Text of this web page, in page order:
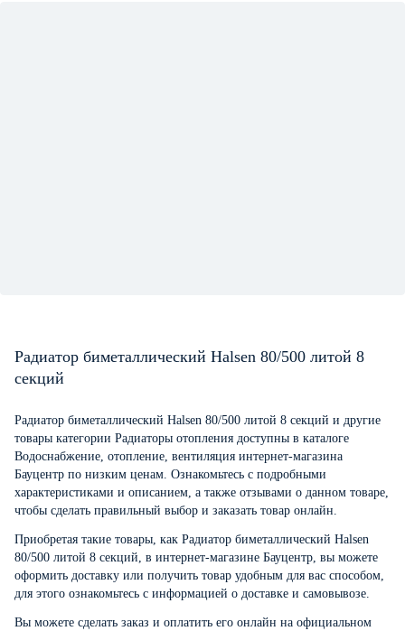
Радиатор биметаллический Halsen 80/500 литой 8
секций
Радиатор биметаллический Halsen 80/500 литой 8 секций и другие
товары категории Радиаторы отопления доступны в каталоге
Водоснабжение, отопление, вентиляция интернет-магазина
Бауцентр по низким ценам. Ознакомьтесь с подробными
характеристиками и описанием, а также отзывами о данном товаре,
чтобы сделать правильный выбор и заказать товар онлайн.
Приобретая такие товары, как Радиатор биметаллический Halsen
80/500 литой 8 секций, в интернет-магазине Бауцентр, вы можете
оформить доставку или получить товар удобным для вас способом,
для этого ознакомьтесь с информацией о доставке и самовывозе
Вы можете сделать заказ и оплатить его онлайн на официальном